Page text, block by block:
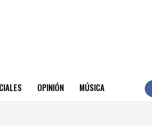
OPINIÓN MÚSICA